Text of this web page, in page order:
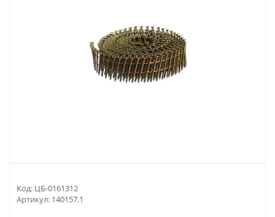
Код: ЦБ-0161312
Артикул: 140157.1